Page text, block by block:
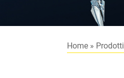
Home » Prodotti